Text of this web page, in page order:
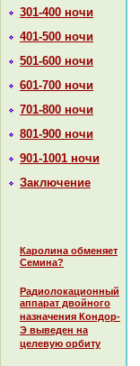
301-400 ночи
401-500 ночи
501-600 ночи
601-700 ночи
701-800 ночи
801-900 ночи
901-1001 ночи
Заключение
Каролина обменяет
Семина?
Радиолокационный
аппарат двойного
назначения Кондор-
Э выведен на
целевую орбиту